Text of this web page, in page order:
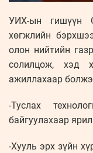
УИХ-ын гишүүн
хөгжлийн
олон нийтийн
солилцож, хэд
ажиллахаар
-Туслах
байгуулахаар
-Хууль эрх зүйн